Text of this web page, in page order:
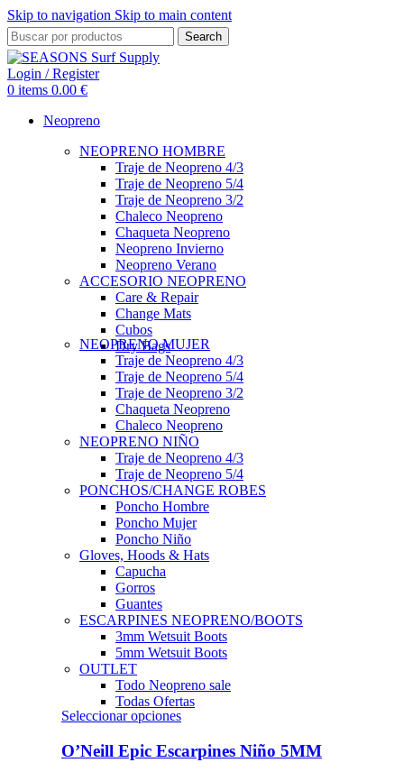
Skip to navigation Skip to main content
Search
Login / Register
0 items 0.00 €
Neopreno
NEOPRENO HOMBRE
Traje de Neopreno 4/3
Traje de Neopreno 5/4
Traje de Neopreno 3/2
Chaleco Neopreno
Chaqueta Neopreno
Neopreno Invierno
Neopreno Verano
ACCESORIO NEOPRENO
Care & Repair
Change Mats
Cubos
Dry Bags
NEOPRENO MUJER
Traje de Neopreno 4/3
Traje de Neopreno 5/4
Traje de Neopreno 3/2
Chaqueta Neopreno
Chaleco Neopreno
NEOPRENO NIÑO
Traje de Neopreno 4/3
Traje de Neopreno 5/4
PONCHOS/CHANGE ROBES
Poncho Hombre
Poncho Mujer
Poncho Niño
Gloves, Hoods & Hats
Capucha
Gorros
Guantes
ESCARPINES NEOPRENO/BOOTS
3mm Wetsuit Boots
5mm Wetsuit Boots
OUTLET
Todo Neopreno sale
Todas Ofertas
Seleccionar opcionesEste
tiene
múltiples
O’Neill Epic Escarpines Niño 5MM